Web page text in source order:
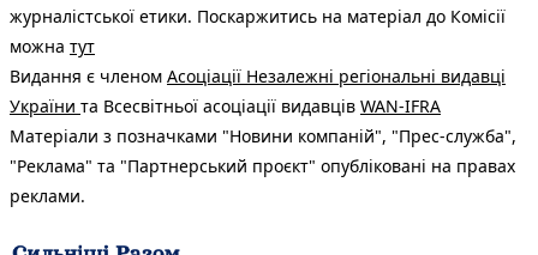
журналістської етики. Поскаржитись на матеріал до Комісії
можна тут
Видання є членом Асоціації Незалежні регіональні видавці
України та Всесвітньої асоціації видавців WAN-IFRA
Матеріали з позначками "Новини компаній", "Прес-служба",
"Реклама" та "Партнерський проєкт" опубліковані на правах
реклами.